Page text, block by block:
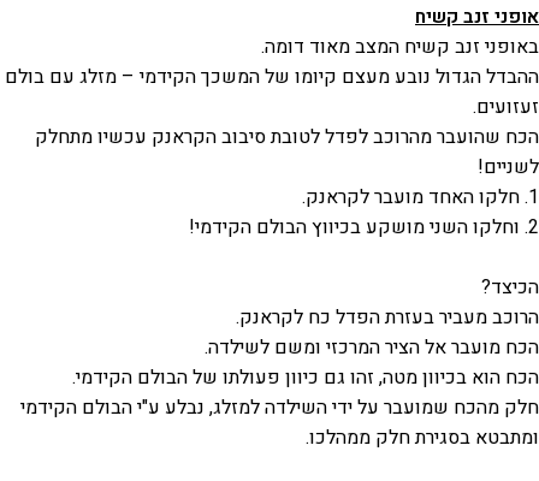
אופני זנב קשיח
באופני זנב קשיח המצב מאוד דומה.
ההבדל הגדול נובע מעצם קיומו של המשכך הקידמי – מזלג עם בולם
זעזועים.
הכח שהועבר מהרוכב לפדל לטובת סיבוב הקראנק עכשיו מתחלק
לשניים!
1. חלקו האחד מועבר לקראנק.
2. וחלקו השני מושקע בכיווץ הבולם הקידמי!
הכיצד?
הרוכב מעביר בעזרת הפדל כח לקראנק.
הכח מועבר אל הציר המרכזי ומשם לשילדה.
הכח הוא בכיוון מטה, זהו גם כיוון פעולתו של הבולם הקידמי.
חלק מהכח שמועבר על ידי השילדה למזלג, נבלע ע"י הבולם הקידמי
ומתבטא בסגירת חלק ממהלכו.